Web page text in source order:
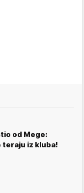
od Mege:
iz kluba!